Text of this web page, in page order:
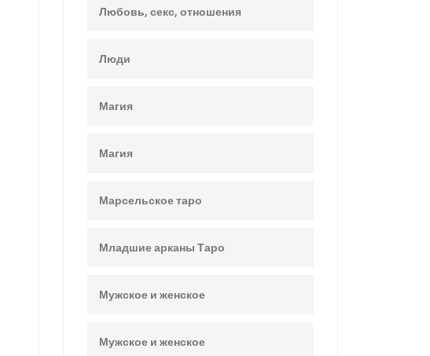
Любовь, секс, отношения
Люди
Магия
Магия
Марсельское таро
Младшие арканы Таро
Мужское и женское
Мужское и женское